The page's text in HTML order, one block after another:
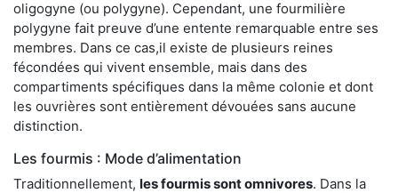
oligogyne (ou polygyne). Cependant, une fourmilière
polygyne fait preuve d’une entente remarquable entre ses
membres. Dans ce cas,il existe de plusieurs reines
fécondées qui vivent ensemble, mais dans des
compartiments spécifiques dans la même colonie et dont
les ouvrières sont entièrement dévouées sans aucune
distinction.
Les fourmis : Mode d’alimentation
Traditionnellement, les fourmis sont omnivores. Dans la